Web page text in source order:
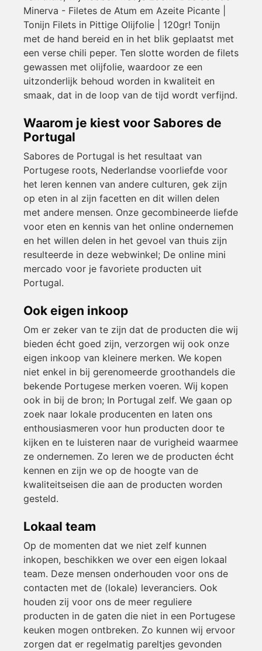
Minerva - Filetes de Atum em Azeite Picante |
Tonijn Filets in Pittige Olijfolie | 120gr! Tonijn
met de hand bereid en in het blik geplaatst met
een verse chili peper. Ten slotte worden de filets
gewassen met olijfolie, waardoor ze een
uitzonderlijk behoud worden in kwaliteit en
smaak, dat in de loop van de tijd wordt verfijnd.
Waarom je kiest voor Sabores de
Portugal
Sabores de Portugal is het resultaat van
Portugese roots, Nederlandse voorliefde voor
het leren kennen van andere culturen, gek zijn
op eten in al zijn facetten en dit willen delen
met andere mensen. Onze gecombineerde liefde
voor eten en kennis van het online ondernemen
en het willen delen in het gevoel van thuis zijn
resulteerde in deze webwinkel; De online mini
mercado voor je favoriete producten uit
Portugal.
Ook eigen inkoop
Om er zeker van te zijn dat de producten die wij
bieden écht goed zijn, verzorgen wij ook onze
eigen inkoop van kleinere merken. We kopen
niet enkel in bij gerenomeerde groothandels die
bekende Portugese merken voeren. Wij kopen
ook in bij de bron; In Portugal zelf. We gaan op
zoek naar lokale producenten en laten ons
enthousiasmeren voor hun producten door te
kijken en te luisteren naar de vurigheid waarmee
ze ondernemen. Zo leren we de producten écht
kennen en zijn we op de hoogte van de
kwaliteitseisen die aan de producten worden
gesteld.
Lokaal team
Op de momenten dat we niet zelf kunnen
inkopen, beschikken we over een eigen lokaal
team. Deze mensen onderhouden voor ons de
contacten met de (lokale) leveranciers. Ook
houden zij voor ons de meer reguliere
producten in de gaten die niet in een Portugese
keuken mogen ontbreken. Zo kunnen wij ervoor
zorgen dat er regelmatig pareltjes gevonden